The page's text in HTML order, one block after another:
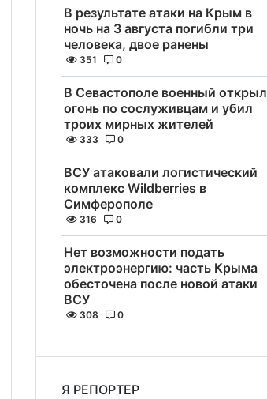
В результате атаки на Крым в
ночь на 3 августа погибли три
человека, двое ранены
351 0
В Севастополе военный открыл
огонь по сослуживцам и убил
троих мирных жителей
333 0
ВСУ атаковали логистический
комплекс Wildberries в
Симферополе
316 0
Нет возможности подать
электроэнергию: часть Крыма
обесточена после новой атаки
ВСУ
308 0
Я РЕПОРТЕР